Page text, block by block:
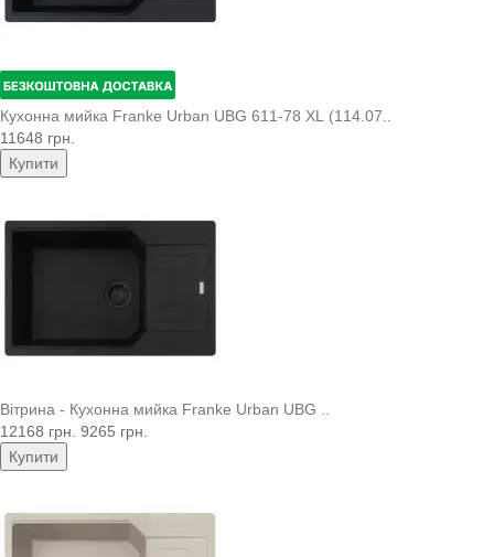
Кухонна мийка Franke Urban UBG 611-78 XL (114.07..
11648 грн.
Купити
Вітрина - Кухонна мийка Franke Urban UBG ..
12168 грн. 9265 грн.
Купити